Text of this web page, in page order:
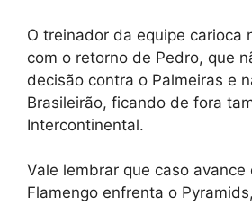
O treinador da equipe carioca
com o retorno de Pedro, que
decisão contra o Palmeiras e
Brasileirão, ficando de fora
Intercontinental.
Vale lembrar que caso avance
Flamengo enfrenta o